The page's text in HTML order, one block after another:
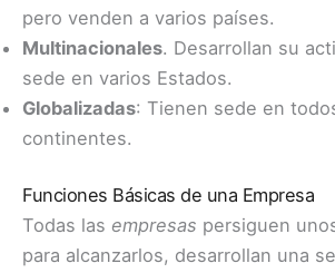
pero venden a varios países.
Multinacionales. Desarrollan su
sede en varios Estados.
Globalizadas: Tienen sede en
continentes.
Funciones Básicas de una Empresa
Todas las empresas persiguen
para alcanzarlos, desarrollan una